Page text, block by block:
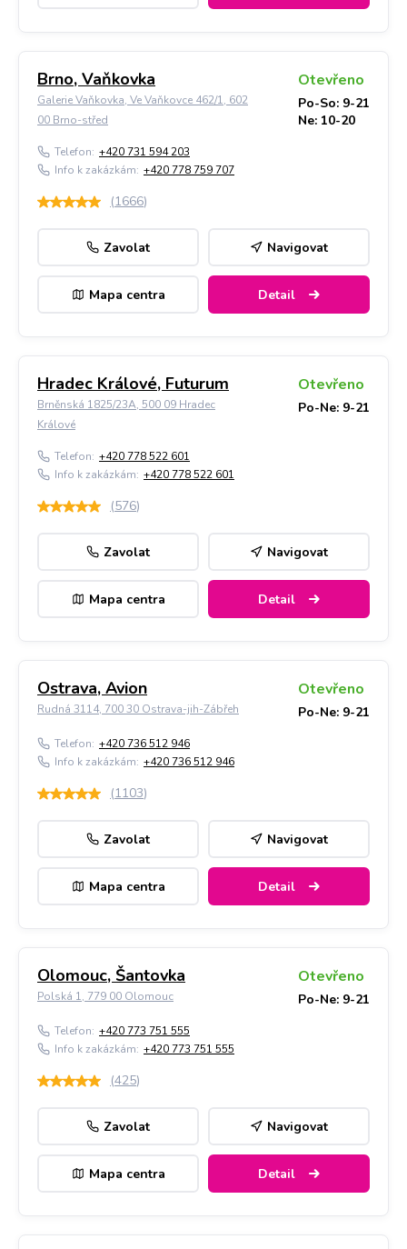
Brno, Vaňkovka
Galerie Vaňkovka, Ve Vaňkovce 462/1, 602
00 Brno-střed
Otevřeno
Po-So: 9-21
Ne: 10-20
Telefon: +420 731 594 203
Info k zakázkám: +420 778 759 707
(1666)
Zavolat Navigovat
Mapa centra Detail
Hradec Králové, Futurum
Brněnská 1825/23A, 500 09 Hradec
Králové
Otevřeno
Po-Ne: 9-21
Telefon: +420 778 522 601
Info k zakázkám: +420 778 522 601
(576)
Zavolat Navigovat
Mapa centra Detail
Ostrava, Avion
Rudná 3114, 700 30 Ostrava-jih-Zábřeh
Otevřeno
Po-Ne: 9-21
Telefon: +420 736 512 946
Info k zakázkám: +420 736 512 946
(1103)
Zavolat Navigovat
Mapa centra Detail
Olomouc, Šantovka
Polská 1, 779 00 Olomouc
Otevřeno
Po-Ne: 9-21
Telefon: +420 773 751 555
Info k zakázkám: +420 773 751 555
(425)
Zavolat Navigovat
Mapa centra Detail